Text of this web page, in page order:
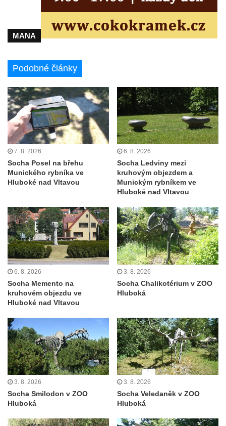
Fischera na domě čp. 5/16 na třídě 9.
května v Rumburku
severně od Tokáně
Obrázek svatého Huberta na buku svatého
Huberta
Obrázek svatého Jakuba na skále u cesty
východně od Srbské Kamenice
Busta Jana Amose Komenského na domě
Socha ležícího koně v Sadech
Československé armády v Teplicích
Socha Medvídě v Tierpark Chemnitz
Sochy Ležící žena v Tierpark Chemnitz
Sochy Ptáci v Tierpark Chemnitz
Socha Skupina jeřábů v Tierpark Chemnitz
Socha Panter v ZOO Leipzig
Socha Dívka s mušlí v ZOO Leipzig
Socha Tygr v ZOO Leipzig
Socha Atlet v ZOO Leipzig
Socha Marabu v ZOO Leipzig
Busta Karla Maxe Schneidera v ZOO
Leipzig
Socha Iásón v ZOO Leipzig
Socha Mladý slon v ZOO Leipzig
Socha Býk v ZOO Dresden
v ZOO Dresden
MANA
Podobné články
7. 8. 2026
Socha Posel na břehu
Munického rybníka ve
Hluboké nad Vltavou
6. 8. 2026
Socha Ledviny mezi
kruhovým objezdem a
Munickým rybníkem ve
Hluboké nad Vltavou
6. 8. 2026
Socha Memento na
kruhovém objezdu ve
Hluboké nad Vltavou
3. 8. 2026
Socha Chalikotérium v ZOO
Hluboká
3. 8. 2026
Socha Smilodon v ZOO
Hluboká
3. 8. 2026
Socha Veledaněk v ZOO
Hluboká